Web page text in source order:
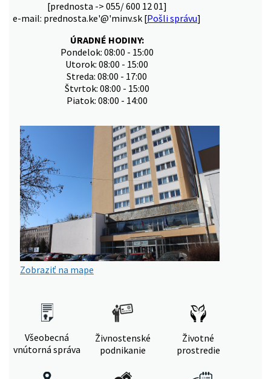
[prednosta -> 055/ 600 12 01]
e-mail: prednosta.ke'@'minv.sk [Pošli správu]
ÚRADNÉ HODINY:
Pondelok: 08:00 - 15:00
Utorok: 08:00 - 15:00
Streda: 08:00 - 17:00
Štvrtok: 08:00 - 15:00
Piatok: 08:00 - 14:00
Zobraziť na mape
Všeobecná
vnútorná správa
Živnostenské
podnikanie
Životné
prostredie